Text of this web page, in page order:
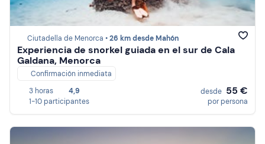
Ciutadella de Menorca •26 km desde Mahón
Experiencia de snorkel guiada en el sur de Cala
Galdana, Menorca
Confirmación inmediata
3 horas
4,9
1-10 participantes
desde 55 €
por persona